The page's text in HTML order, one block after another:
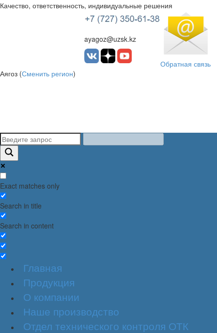
УЗСК Казахстан
Качество, ответственность, индивидуальные решения
ayagoz@uzsk.kz
Обратная связь
Аягоз (Сменить регион)
Exact matches only
Search in title
Search in content
Главная
Продукция
О компании
Наше производство
Отдел технического контроля ОТК